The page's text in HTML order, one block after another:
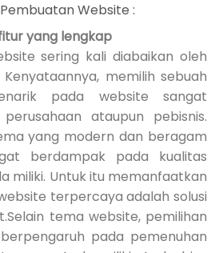
Website :
yang lengkap
sering kali diabaikan oleh
memilih sebuah
pada website sangat
ataupun pebisnis.
yang modern dan beragam
berdampak pada kualitas
miliki. Untuk itu memanfaatkan
terpercaya adalah solusi
tema website, pemilihan
pada pemenuhan